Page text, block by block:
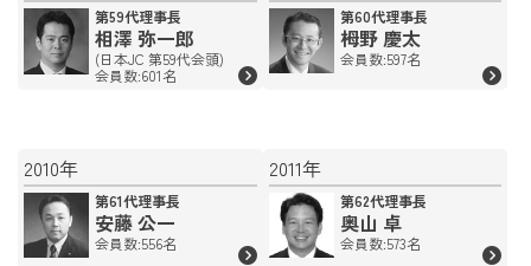
第59代理事長
相澤 弥一郎
(日本JC 第59代会頭)
会員数:601名
第60代理事長
栂野 慶太
会員数:597名
2010年
第61代理事長
安藤 公一
会員数:556名
2011年
第62代理事長
奥山 卓
会員数:573名